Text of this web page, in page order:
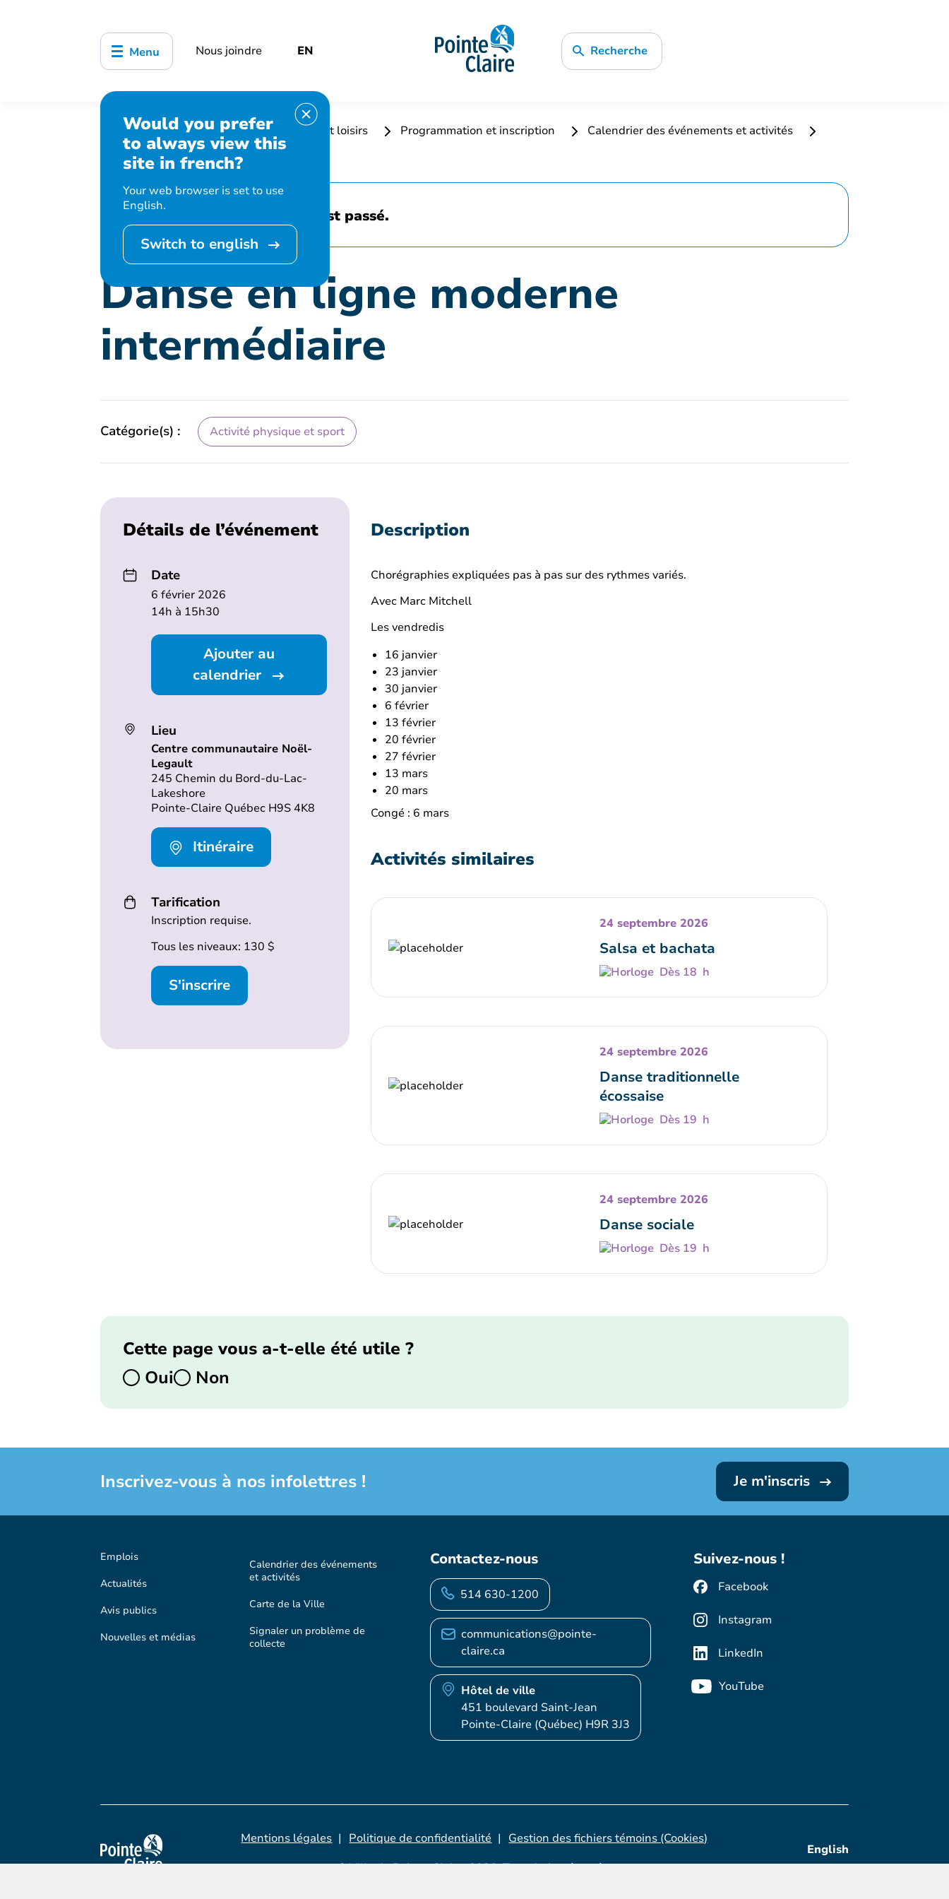
Menu Nous joindre EN Recherche
Would you prefer
to always view this
site in french?
Your web browser is set to use
English.
Switch to english
Accueil Bibliothèque, culture, sports et loisirs Programmation et inscription
Calendrier des événements et activités
Danse en ligne moderne intermédiaire
Cet événement est passé.
Danse en ligne moderne
intermédiaire
Catégorie(s) : Activité physique et sport
Détails de l’événement
Date
6 février 2026
14h à 15h30
Ajouter au
calendrier
Lieu
Centre communautaire Noël-
Legault
245 Chemin du Bord-du-Lac-
Lakeshore
Pointe-Claire Québec H9S 4K8
Itinéraire
Tarification
Inscription requise.
Tous les niveaux: 130 $
S'inscrire
Description
Chorégraphies expliquées pas à pas sur des rythmes variés.
Avec Marc Mitchell
Les vendredis
16 janvier
23 janvier
30 janvier
6 février
13 février
20 février
27 février
13 mars
20 mars
Congé : 6 mars
Activités similaires
24 septembre 2026
Salsa et bachata
Dès 18 h
24 septembre 2026
Danse traditionnelle
écossaise
Dès 19 h
24 septembre 2026
Danse sociale
Dès 19 h
Cette page vous a-t-elle été utile ?
Oui
Non
Inscrivez-vous à nos infolettres ! Je m'inscris
Emplois
Actualités
Avis publics
Nouvelles et médias
Calendrier des événements
et activités
Carte de la Ville
Signaler un problème de
collecte
Contactez-nous
514 630-1200
communications@pointe-
claire.ca
Hôtel de ville
451 boulevard Saint-Jean
Pointe-Claire (Québec) H9R 3J3
Suivez-nous !
Facebook
Instagram
LinkedIn
YouTube
© Ville de Pointe-Claire, 2026. Tous droits réservés.
Mentions légales Politique de confidentialité Gestion des fichiers témoins (Cookies)
English